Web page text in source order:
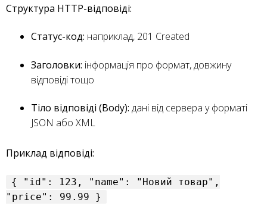
Структура HTTP-відповіді:
Статус-код: наприклад, 201 Created
Заголовки: інформація про формат, довжину
відповіді тощо
Тіло відповіді (Body): дані від сервера у форматі
JSON або XML
Приклад відповіді:
{ "id" : 123 , "name" : "Новий товар" ,
"price" : 99.99 }